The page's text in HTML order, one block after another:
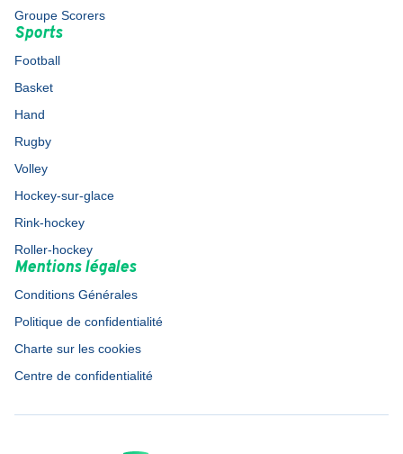
Groupe Scorers
Sports
Football
Basket
Hand
Rugby
Volley
Hockey-sur-glace
Rink-hockey
Roller-hockey
Mentions légales
Conditions Générales
Politique de confidentialité
Charte sur les cookies
Centre de confidentialité